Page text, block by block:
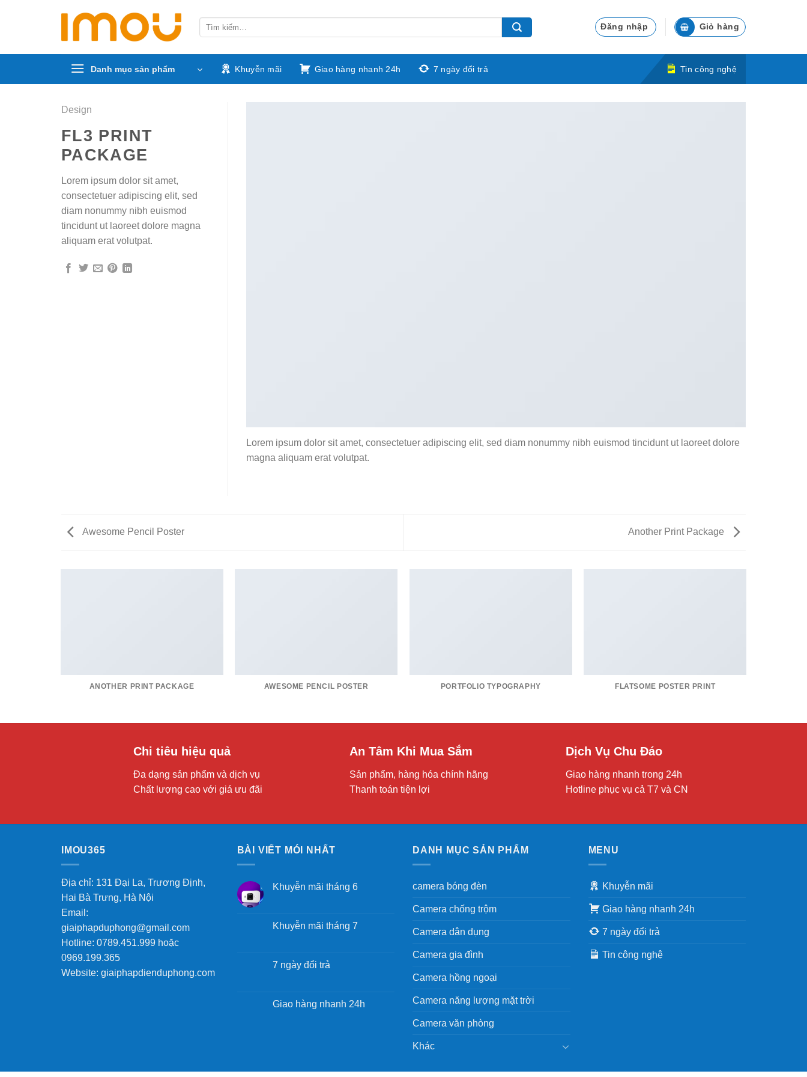
Đăng nhập Giỏ hàng
Danh mục sản phẩm Khuyễn mãi Giao hàng nhanh 24h 7 ngày đổi trả Tin công nghệ
Design
FL3 PRINT
PACKAGE
Lorem ipsum dolor sit amet,
consectetuer adipiscing elit, sed
diam nonummy nibh euismod
tincidunt ut laoreet dolore magna
aliquam erat volutpat.
Lorem ipsum dolor sit amet, consectetuer adipiscing elit, sed diam nonummy nibh euismod tincidunt ut laoreet dolore
magna aliquam erat volutpat.
Awesome Pencil Poster Another Print Package
ANOTHER PRINT PACKAGE AWESOME PENCIL POSTER PORTFOLIO TYPOGRAPHY FLATSOME POSTER PRINT
Chi tiêu hiệu quả
Đa dạng sản phẩm và dịch vụ
Chất lượng cao với giá ưu đãi
An Tâm Khi Mua Sắm
Sản phẩm, hàng hóa chính hãng
Thanh toán tiện lợi
Dịch Vụ Chu Đáo
Giao hàng nhanh trong 24h
Hotline phục vụ cả T7 và CN
IMOU365
Địa chỉ: 131 Đại La, Trương Định,
Hai Bà Trưng, Hà Nội
Email:
giaiphapduphong@gmail.com
Hotline: 0789.451.999 hoặc
0969.199.365
Website: giaiphapdienduphong.com
BÀI VIẾT MÓI NHẤT
Khuyễn mãi tháng 6
Khuyễn mãi tháng 7
7 ngày đổi trả
Giao hàng nhanh 24h
DANH MỤC SẢN PHẨM
camera bóng đèn
Camera chống trộm
Camera dân dụng
Camera gia đình
Camera hồng ngoại
Camera năng lượng mặt trời
Camera văn phòng
Khác
MENU
Khuyễn mãi
Giao hàng nhanh 24h
7 ngày đổi trả
Tin công nghệ